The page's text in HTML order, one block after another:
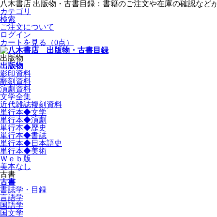
八木書店 出版物・古書目録：書籍のご注文や在庫の確認など
カテゴリ
検索
ご注文について
ログイン
カートを見る
（0点）
出版物
出版物
影印資料
翻刻資料
演劇資料
文学全集
近代雑誌複刻資料
単行本◆文学
単行本◆演劇
単行本◆歴史
単行本◆書誌
単行本◆日本語史
単行本◆美術
Ｗｅｂ版
美本なし
古書
古書
書誌学・目録
言語学
国語学
国文学